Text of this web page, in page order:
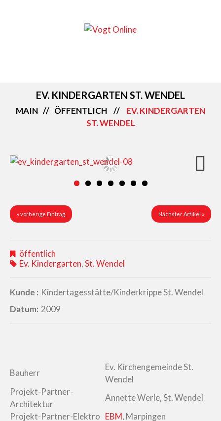
EV. KINDERGARTEN ST. WENDEL
MAIN ÖFFENTLICH
EV. KINDERGARTEN
ST. WENDEL
« vorherige Eintrag Nächster Artikel »
öffentlich
Ev. Kindergarten,St. Wendel
Kunde : Kindertagesstätte/Kinderkrippe St. Wendel
Datum: 2009
Bauherr
Ev. Kirchengemeinde St.
Wendel
Projekt-Partner-
Architektur
Annette Werle, St. Wendel
Projekt-Partner-Elektro EBM, Marpingen